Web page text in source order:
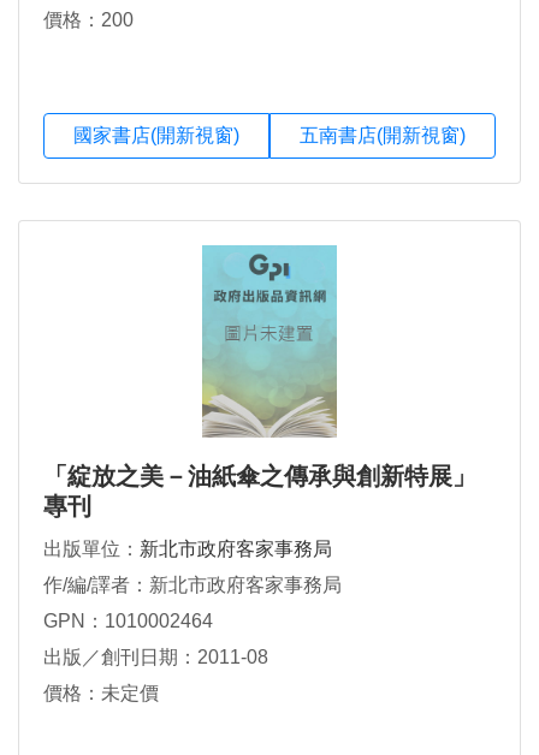
價格：200
國家書店(開新視窗) 五南書店(開新視窗)
「綻放之美－油紙傘之傳承與創新特展」
專刊
出版單位： 新北市政府客家事務局
作/編/譯者：新北市政府客家事務局
GPN：1010002464
出版／創刊日期：2011-08
價格：未定價